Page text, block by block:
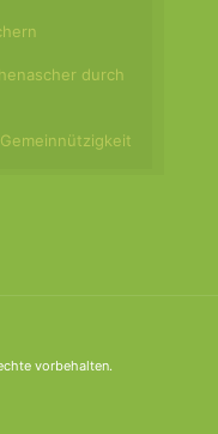
durch
vorbehalten.